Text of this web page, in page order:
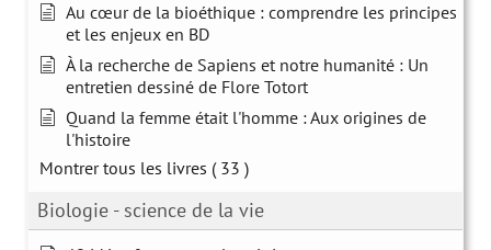
Au cœur de la bioéthique : comprendre les principes
et les enjeux en BD
À la recherche de Sapiens et notre humanité : Un
entretien dessiné de Flore Totort
Quand la femme était l'homme : Aux origines de
l'histoire
Montrer tous les livres ( 33 )
Biologie - science de la vie